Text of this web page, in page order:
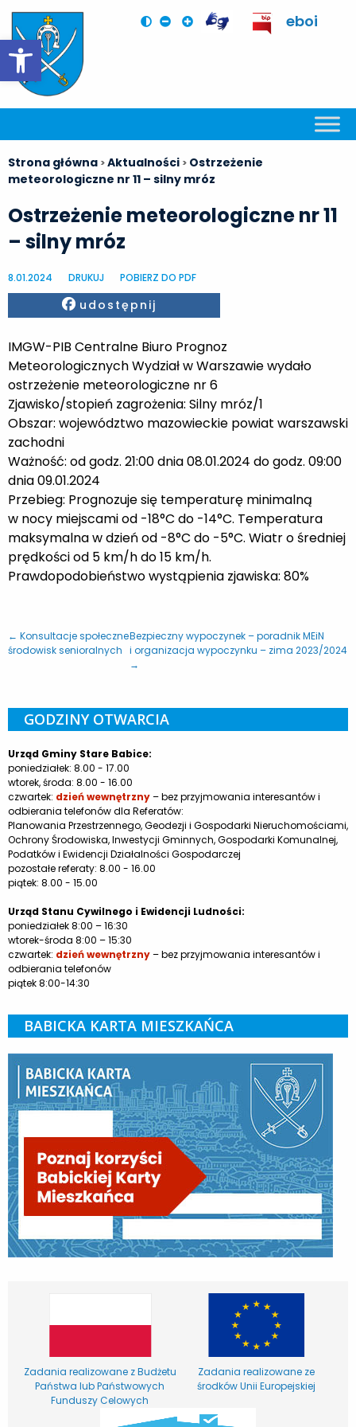
Otwórz pasek narzędzi
eboi
Strona główna >Aktualności > Ostrzeżenie
meteorologiczne nr 11 – silny mróz
Ostrzeżenie meteorologiczne nr 11
– silny mróz
8.01.2024 DRUKUJ POBIERZ DO PDF
Facebook
udostępnij
IMGW-PIB Centralne Biuro Prognoz
Meteorologicznych Wydział w Warszawie wydało
ostrzeżenie meteorologiczne nr 6
Zjawisko/stopień zagrożenia: Silny mróz/1
Obszar: województwo mazowieckie powiat warszawski
zachodni
Ważność: od godz. 21:00 dnia 08.01.2024 do godz. 09:00
dnia 09.01.2024
Przebieg: Prognozuje się temperaturę minimalną
w nocy miejscami od -18°C do -14°C. Temperatura
maksymalna w dzień od -8°C do -5°C. Wiatr o średniej
prędkości od 5 km/h do 15 km/h.
Prawdopodobieństwo wystąpienia zjawiska: 80%
← Konsultacje społeczne
środowisk senioralnych
Bezpieczny wypoczynek – poradnik MEiN
i organizacja wypoczynku – zima 2023/2024
→
GODZINY OTWARCIA
Urząd Gminy Stare Babice:
poniedziałek: 8.00 - 17.00
wtorek, środa: 8.00 - 16.00
czwartek: dzień wewnętrzny– bez przyjmowania interesantów i
odbierania telefonów dla Referatów:
Planowania Przestrzennego, Geodezji i Gospodarki Nieruchomościami,
Ochrony Środowiska, Inwestycji Gminnych, Gospodarki Komunalnej,
Podatków i Ewidencji Działalności Gospodarczej
pozostałe referaty: 8.00 - 16.00
piątek: 8.00 - 15.00
Urząd Stanu Cywilnego i Ewidencji Ludności:
poniedziałek 8:00 – 16:30
wtorek-środa 8:00 – 15:30
czwartek: dzień wewnętrzny– bez przyjmowania interesantów i
odbierania telefonów
piątek 8:00-14:30
BABICKA KARTA MIESZKAŃCA
Zadania realizowane z Budżetu
Państwa lub Państwowych
Funduszy Celowych
Zadania realizowane ze
środków Unii Europejskiej